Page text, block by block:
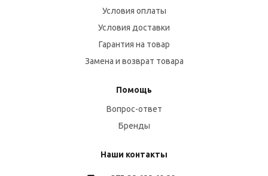
Условия оплаты
Условия доставки
Гарантия на товар
Замена и возврат товара
Помощь
Вопрос-ответ
Бренды
Наши контакты